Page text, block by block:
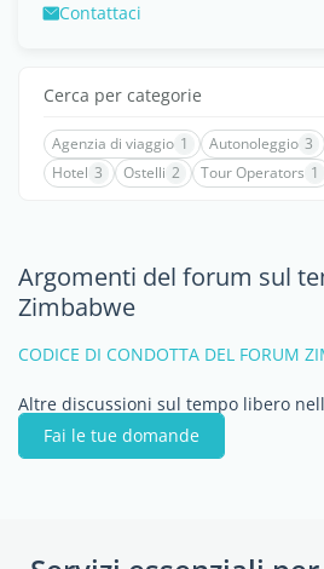
Contattaci
Cerca per categorie
Agenzia di viaggio 1 Autonoleggio 3
Hotel 3 Ostelli 2 Tour Operators 1
Argomenti del forum sul
Zimbabwe
CODICE DI CONDOTTA DEL FORUM
Altre discussioni sul tempo libero
Fai le tue domande